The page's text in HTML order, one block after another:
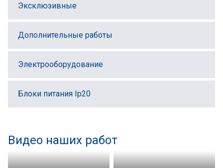
Эксклюзивные
Дополнительные работы
Электрооборудование
Блоки питания Ip20
Видео наших работ